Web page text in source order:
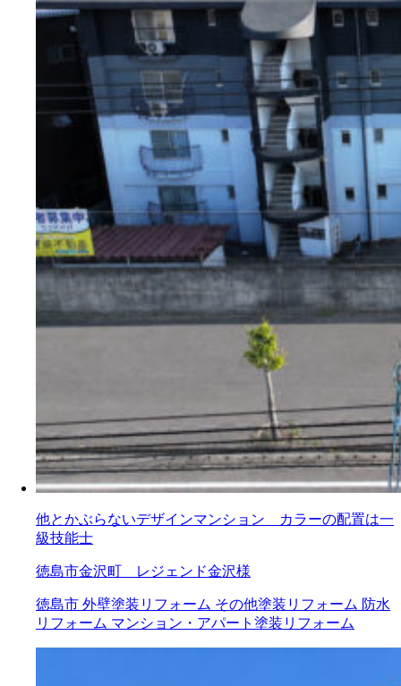
他とかぶらないデザインマンション カラーの配置は一
級技能士
徳島市金沢町 レジェンド金沢様
徳島市 外壁塗装リフォーム その他塗装リフォーム 防水
リフォーム マンション・アパート塗装リフォーム